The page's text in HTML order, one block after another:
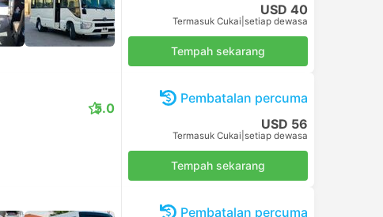
USD 40
Termasuk Cukai setiap dewasa
Tempah sekarang
5.0
Pembatalan percuma
USD 56
Termasuk Cukai setiap dewasa
Tempah sekarang
Pembatalan percuma